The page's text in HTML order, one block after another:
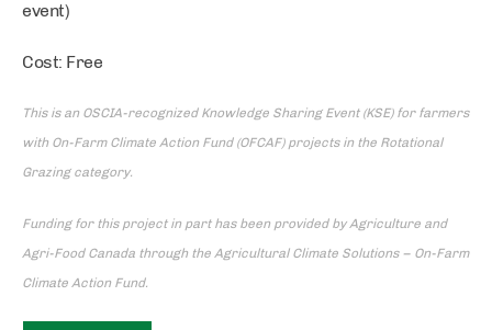
event)
Cost: Free
This is an OSCIA-recognized Knowledge Sharing Event (KSE) for farmers
with On-Farm Climate Action Fund (OFCAF) projects in the Rotational
Grazing category.
Funding for this project in part has been provided by Agriculture and
Agri-Food Canada through the Agricultural Climate Solutions – On-Farm
Climate Action Fund.